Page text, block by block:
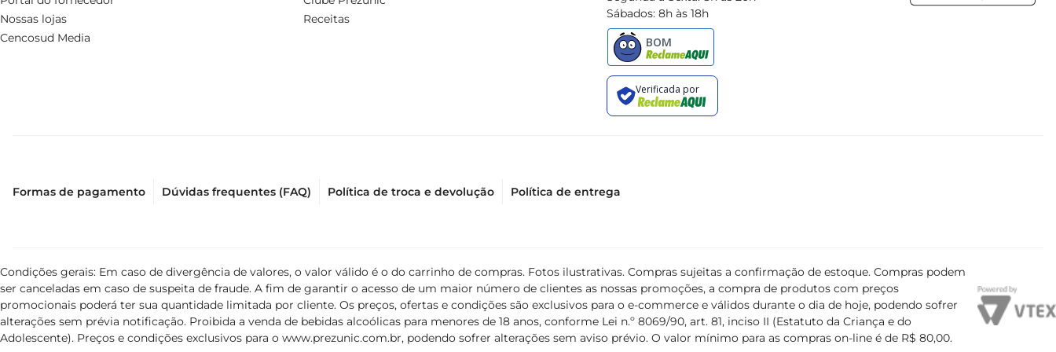
complemento nas refeições principais, a diversidade de utilização dessa fruta torna fácil incorporála em uma alimentação equilibrada e saborosa.
Nossas lojas
Cencosud Media
Receitas
Sábados: 8h às 18h
Formas de pagamento Dúvidas frequentes (FAQ) Política de troca e devolução Política de entrega
Condições gerais: Em caso de divergência de valores, o valor válido é o do carrinho de compras. Fotos ilustrativas. Compras sujeitas a confirmação de estoque. Compras podem
ser canceladas em caso de suspeita de fraude. A fim de garantir o acesso de um maior número de clientes as nossas promoções, a compra de produtos com preços
promocionais poderá ter sua quantidade limitada por cliente. Os preços, ofertas e condições são exclusivos para o e-commerce e válidos durante o dia de hoje, podendo sofrer
alterações sem prévia notificação. Proibida a venda de bebidas alcoólicas para menores de 18 anos, conforme Lei n.º 8069/90, art. 81, inciso II (Estatuto da Criança e do
Adolescente). Preços e condições exclusivos para o www.prezunic.com.br, podendo sofrer alterações sem aviso prévio. O valor mínimo para as compras on-line é de R$ 80,00.